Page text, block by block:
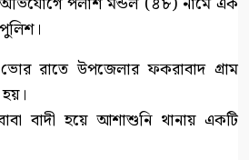
রাতে উপজেলার ফকরাবাদ গ্রাম
বাদী হয়ে আশাশুনি থানায় একটি